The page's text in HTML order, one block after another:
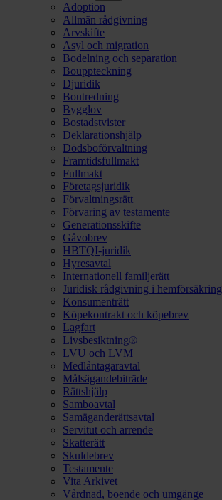
Adoption
Allmän rådgivning
Arvskifte
Asyl och migration
Bodelning och separation
Bouppteckning
Djuridik
Boutredning
Bygglov
Bostadstvister
Deklarationshjälp
Dödsboförvaltning
Framtidsfullmakt
Fullmakt
Företagsjuridik
Förvaltningsrätt
Förvaring av testamente
Generationsskifte
Gåvobrev
HBTQI-juridik
Hyresavtal
Internationell familjerätt
Juridisk rådgivning i hemförsäkring
Konsumenträtt
Köpekontrakt och köpebrev
Lagfart
Livsbesiktning®
LVU och LVM
Medlåntagaravtal
Målsägandebiträde
Rättshjälp
Samboavtal
Samäganderättsavtal
Servitut och arrende
Skatterätt
Skuldebrev
Testamente
Vita Arkivet
Vårdnad, boende och umgänge